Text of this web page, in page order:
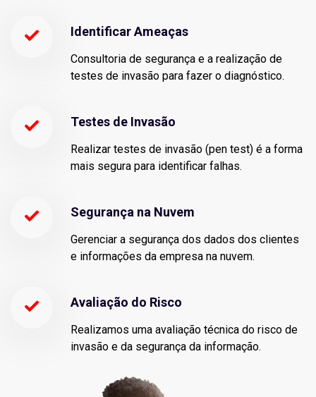
Identificar Ameaças
Consultoria de segurança e a realização de
testes de invasão para fazer o diagnóstico.
Testes de Invasão
Realizar testes de invasão (pen test) é a forma
mais segura para identificar falhas.
Segurança na Nuvem
Gerenciar a segurança dos dados dos clientes
e informações da empresa na nuvem.
Avaliação do Risco
Realizamos uma avaliação técnica do risco de
invasão e da segurança da informação.